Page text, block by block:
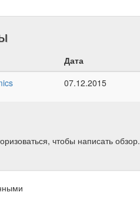
Дата
07.12.2015
чтобы написать обзор.